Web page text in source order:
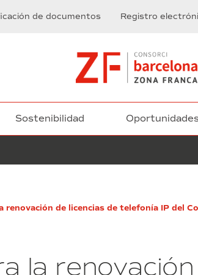
de documentos Registro
Sostenibilidad
de licencias de telefonía IP del
la
de
privados,